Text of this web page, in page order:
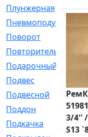
Плунжерная
Пневмоподушка
Поворот
Повторитель
Подарочный
Подвес
Подвесной
Поддон
Подкачка
3/4'' /
S13